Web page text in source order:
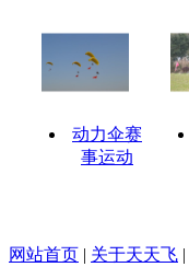
动力伞赛
事运动
网站首页 | 关于天天飞 |